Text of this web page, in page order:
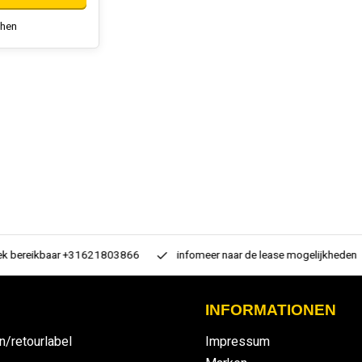
+31621803866 infomeer naar de lease mogelijkheden
retourlabel
INFORMATIONEN
Impressum